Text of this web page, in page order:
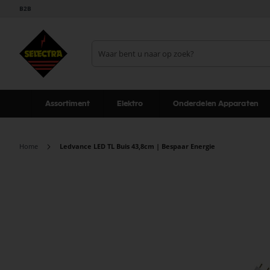
B2B
Assortiment Elektro Onderdelen Apparaten
Home Ledvance LED TL Buis 43,8cm | Bespaar Energie